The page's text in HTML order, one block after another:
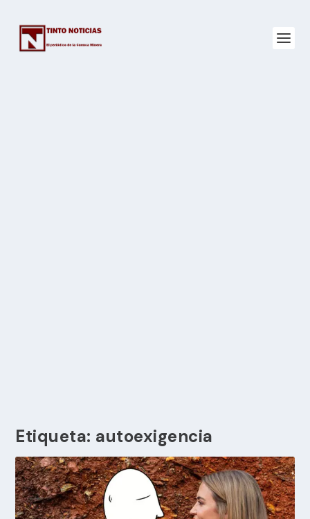
Etiqueta: autoexigencia